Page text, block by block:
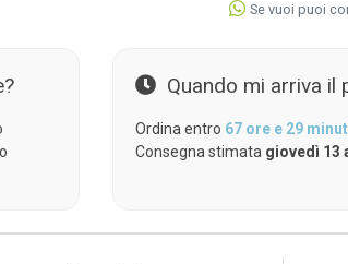
Se vuoi puoi
Quando mi arriva il
Ordina entro 67 ore e 29
Consegna stimata giovedì 13